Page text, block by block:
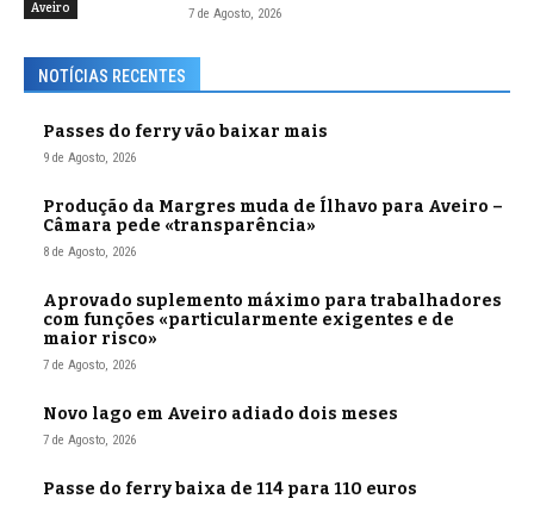
Aveiro 7 de Agosto, 2026
NOTÍCIAS RECENTES
Passes do ferry vão baixar mais
9 de Agosto, 2026
Produção da Margres muda de Ílhavo para Aveiro –
Câmara pede «transparência»
8 de Agosto, 2026
Aprovado suplemento máximo para trabalhadores
com funções «particularmente exigentes e de
maior risco»
7 de Agosto, 2026
Novo lago em Aveiro adiado dois meses
7 de Agosto, 2026
Passe do ferry baixa de 114 para 110 euros